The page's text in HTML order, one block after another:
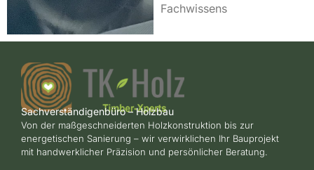
Fachwissens
Sachverständigenbüro – Holzbau
Von der maßgeschneiderten Holzkonstruktion bis zur
energetischen Sanierung – wir verwirklichen Ihr Bauprojekt
mit handwerklicher Präzision und persönlicher Beratung.